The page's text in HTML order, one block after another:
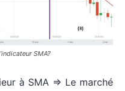
SMA?
à SMA => Le marché